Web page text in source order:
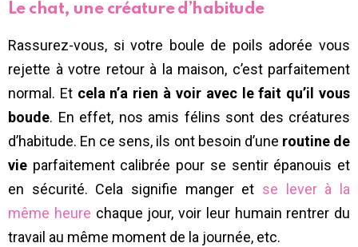
Le chat, une créature d’habitude
Rassurez-vous, si votre boule de poils adorée vous
rejette à votre retour à la maison, c’est parfaitement
normal. Et cela n’a rien à voir avec le fait qu’il vous
boude. En effet, nos amis félins sont des créatures
d’habitude. En ce sens, ils ont besoin d’une routine de
vie parfaitement calibrée pour se sentir épanouis et
en sécurité. Cela signifie manger et se lever à la
même heure chaque jour, voir leur humain rentrer du
travail au même moment de la journée, etc.